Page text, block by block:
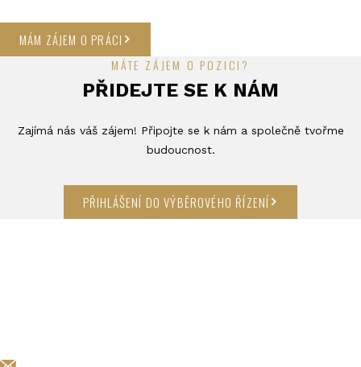
MÁM ZÁJEM O PRÁCI
MÁTE ZÁJEM O POZICI?
PŘIDEJTE SE K NÁM
Zajímá nás váš zájem! Připojte se k nám a společně tvořme
budoucnost.
PŘIHLÁŠENÍ DO VÝBĚROVÉHO ŘÍZENÍ